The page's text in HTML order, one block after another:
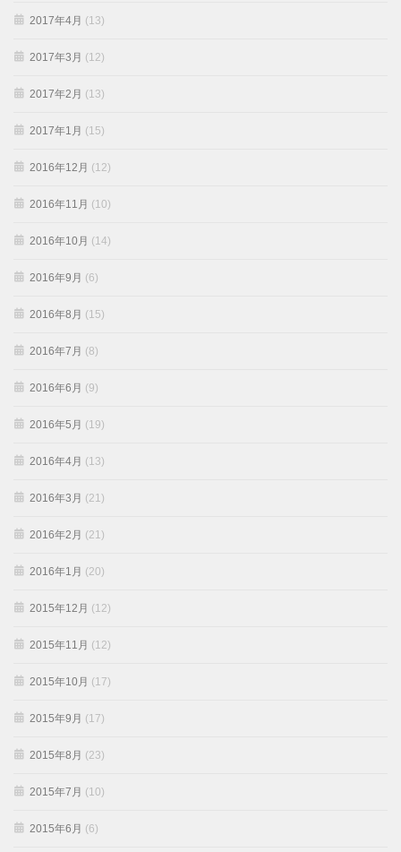
2017年4月 (13)
2017年3月 (12)
2017年2月 (13)
2017年1月 (15)
2016年12月 (12)
2016年11月 (10)
2016年10月 (14)
2016年9月 (6)
2016年8月 (15)
2016年7月 (8)
2016年6月 (9)
2016年5月 (19)
2016年4月 (13)
2016年3月 (21)
2016年2月 (21)
2016年1月 (20)
2015年12月 (12)
2015年11月 (12)
2015年10月 (17)
2015年9月 (17)
2015年8月 (23)
2015年7月 (10)
2015年6月 (6)